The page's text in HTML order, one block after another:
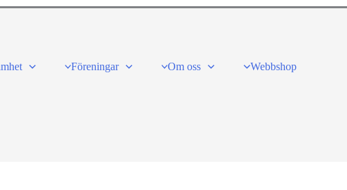
Föreningar Om oss Webbshop